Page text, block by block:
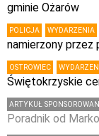
gminie Ożarów
POLICJA WYDARZENIA
namierzony
OSTROWIEC
Świętokrzyskie
ARTYKUŁ
Poradnik od Marko